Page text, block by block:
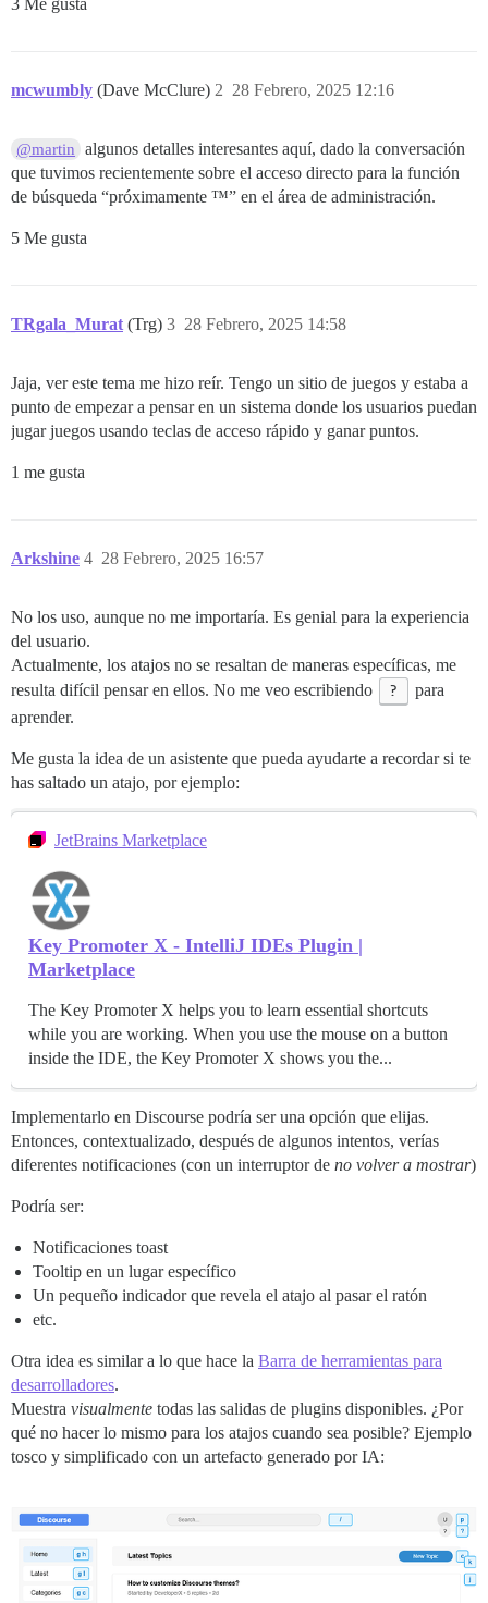
mcwumbly (Dave McClure) 28 Febrero, 2025 12:16
2
@martin
algunos detalles interesantes aquí, dado la conversación
que tuvimos recientemente sobre el acceso directo para la función
de búsqueda “próximamente ™” en el área de administración.
5 Me gusta
TRgala_Murat (Trg) 28 Febrero, 2025 14:58
3
Jaja, ver este tema me hizo reír. Tengo un sitio de juegos y estaba a
punto de empezar a pensar en un sistema donde los usuarios puedan
jugar juegos usando teclas de acceso rápido y ganar puntos.
1 me gusta
Arkshine 28 Febrero, 2025 16:57
4
No los uso, aunque no me importaría. Es genial para la experiencia
del usuario.
Actualmente, los atajos no se resaltan de maneras específicas, me
resulta difícil pensar en ellos. No me veo escribiendo
?
para
aprender.
Me gusta la idea de un asistente que pueda ayudarte a recordar si te
has saltado un atajo, por ejemplo:
JetBrains Marketplace
Key Promoter X - IntelliJ IDEs Plugin |
Marketplace
The Key Promoter X helps you to learn essential shortcuts
while you are working. When you use the mouse on a button
inside the IDE, the Key Promoter X shows you the...
Implementarlo en Discourse podría ser una opción que elijas.
Entonces, contextualizado, después de algunos intentos, verías
diferentes notificaciones (con un interruptor de no volver a mostrar)
Podría ser:
Notificaciones toast
Tooltip en un lugar específico
Un pequeño indicador que revela el atajo al pasar el ratón
etc.
Otra idea es similar a lo que hace la Barra de herramientas para
desarrolladores.
Muestra visualmente todas las salidas de plugins disponibles. ¿Por
qué no hacer lo mismo para los atajos cuando sea posible? Ejemplo
tosco y simplificado con un artefacto generado por IA: